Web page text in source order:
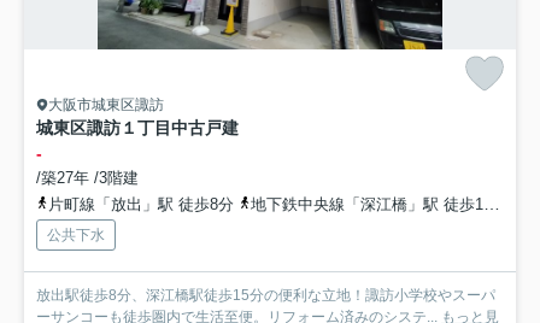
大阪市城東区諏訪
城東区諏訪１丁目中古戸建
-
/築27年 /3階建
片町線「放出」駅 徒歩8分
地下鉄中央線「深江橋」駅 徒歩15分
公共下水
放出駅徒歩8分、深江橋駅徒歩15分の便利な立地！諏訪小学校やスーパ
ーサンコーも徒歩圏内で生活至便。リフォーム済みのシステ... もっと見